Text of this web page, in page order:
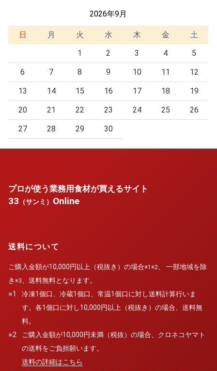
2026年9月
日 月 火 水 木 金
土
1
2 3 4 5
6 7 8 9 10 11 12
13 14 15 16 17 18 19
20 21 22 23 24 25 26
27 28 29 30
プロが使う業務用食材が買えるサイト
33 （サンミ） Online
送料について
ご購入金額が10,000円以上（税抜き）の場合※1※2、 一部地域を除
き※3、送料無料となります。
※1
冷凍1個口、冷蔵1個口、常温1個口に対し送料計算行いま
す。各1個口に対し10,000円以上（税抜き）の場合、送料無
料。
※2
ご購入金額が10,000円未満（税抜）の場合、クロネコヤマト
の送料をご負担願います。
送料の詳細はこちら